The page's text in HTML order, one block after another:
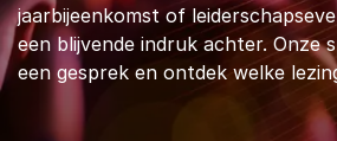
jaarbijeenkomst of
een blijvende indruk achter.
een gesprek en ontdek welke